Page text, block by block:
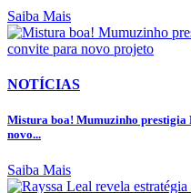
Saiba Mais
NOTÍCIAS
Mistura boa! Mumuzinho prestigia
novo...
Saiba Mais